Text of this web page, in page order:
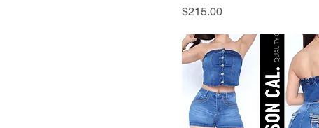
Precio
$215.00